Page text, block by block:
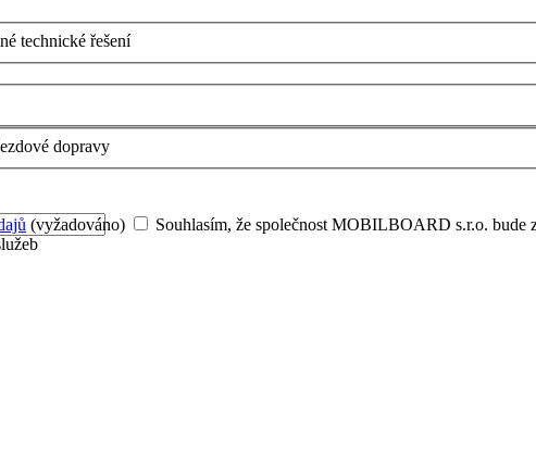
technické řešení
dopravy
(vyžadováno)
Souhlasím, že společnost MOBILBOARD s.r.o. bude